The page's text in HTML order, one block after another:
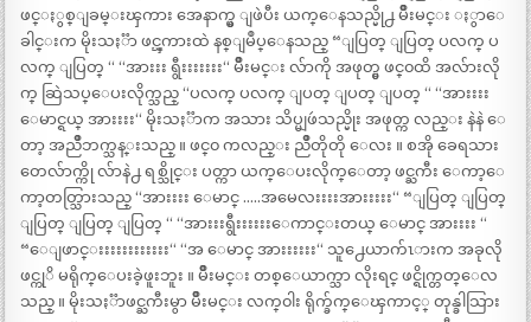
ဖင္ႏွစ္ျခမ္းၾကား အေနာက္မွ ျဖဲပီး ယက္ေနသည္မို႕ မ်ိဳးမင္း ႏွာေ
ခါင္းက မိုးသႏၱာ ဖင္ၾကားထဲ နစ္ျမဳပ္ေနသည္ “ျပြတ္ ျပြတ္ ပလက္ ပ
လက္ ျပြတ္ “ “အားးး ရွီးးးးးးး“ မ်ိဳးမင္း လ်ာကို အဖုတ္မွ ဖင္၀ထိ အလ်ားလို
က္ ဆြဲသပ္ေပးလိုက္သည္ “ပလက္ ပလက္ ျပတ္ ျပတ္ ျပတ္ “ “အားးးး
ေမာင္ရယ္ အားးးး“ မိုးသႏၱာက အသား သိပ္မျဖဴသည္မိုး အဖုတ္က လည္း နဲနဲ ေ
တာ့ အညိဳဘက္သန္းသည္ ။ ဖင္၀ ကလည္း ညိဳတိုတို ေလး ။ စအို ခေရသား
တေလ်ာက္ကို လ်ာနဲ႕ ရစ္သိုင္း ပတ္ကာ ယက္ေပးလိုက္ေတာ့ ဖင္ႀကီး ေကာ့ေ
ကာ့တတ္သြားသည္ “အားးးး ေမာင္ …..အမေလးးးးအားးးးး“ “ျပြတ္ ျပြတ္
ျပြတ္ ျပြတ္ ျပြတ္ “ “အားးးရွီးးးးးးေကာင္းတယ္ ေမာင္ အားးးး “
“ေျဖာင္းးးးးးးးးးးး“ “အ ေမာင္ အားးးးးး“ သူ႕ေယာက်ၤားက အခုလို
ဖင္ကုိ မရိုက္ေပးခဲ့ဖူးဘူး ။ မ်ိဳးမင္း တစ္ေယာက္သာ လိုးရင္ ဖင္ရိုက္တတ္ေလ
သည္ ။ မိုးသႏၱာဖင္ႀကီးမွာ မ်ိဳးမင္း လက္၀ါး ရိုက္ခ်က္ေၾကာင့္ တုန္ခါသြား